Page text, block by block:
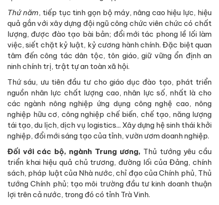
Thứ năm, tiếp tục tinh gọn bộ máy, nâng cao hiệu lực, hiệu
quả gắn với xây dựng đội ngũ công chức viên chức có chất
lượng, được đào tạo bài bản; đổi mới tác phong lề lối làm
việc, siết chặt kỷ luật, kỷ cương hành chính. Đặc biệt quan
tâm đến công tác dân tộc, tôn giáo, giữ vững ổn định an
ninh chính trị, trật tự an toàn xã hội.
Thứ sáu, ưu tiên đầu tư cho giáo dục đào tạo, phát triển
nguồn nhân lực chất lượng cao, nhân lực số, nhất là cho
các ngành nông nghiệp ứng dụng công nghệ cao, nông
nghiệp hữu cơ, công nghiệp chế biến, chế tạo, năng lượng
tái tạo, du lịch, dịch vụ logistics... Xây dựng hệ sinh thái khởi
nghiệp, đổi mới sáng tạo của tỉnh, vườn ươm doanh nghiệp.
Đối với các bộ, ngành Trung ương, Thủ tướng yêu cầu
triển khai hiệu quả chủ trương, đường lối của Đảng, chính
sách, pháp luật của Nhà nước, chỉ đạo của Chính phủ, Thủ
tướng Chính phủ; tạo môi trường đầu tư kinh doanh thuận
lợi trên cả nước, trong đó có tỉnh Trà Vinh.